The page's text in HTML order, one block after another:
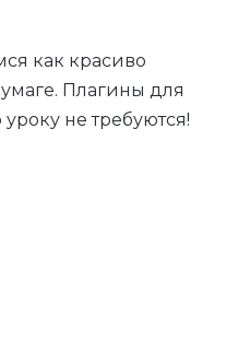
как красиво
Плагины для
не требуются!